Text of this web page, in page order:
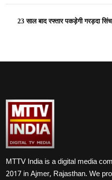
23 साल बाद रफ्तार पकड़ेगी गरड़दा
MTTV India is a digital media
2017 in Ajmer, Rajasthan. We